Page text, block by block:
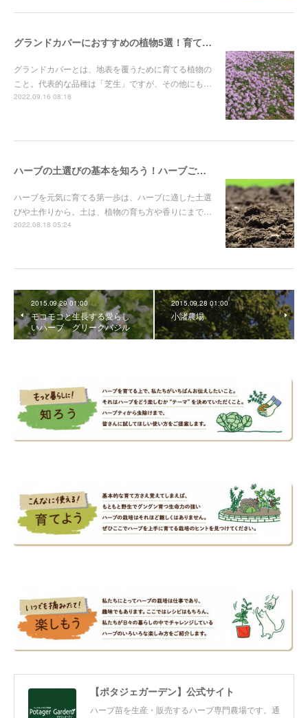
グランドカバーにおすすめの植物5選！育てやすく踏みつけに強いハーブから厳選
グランドカバーとは、地表を覆うために育てる植物の
こと。代表的な品種は「芝生」ですが、その他にも…
2022.09.16 08:18
ハーブの土選びの基本を知ろう！ハーブごとに合う土質や土作り資材を解説
ハーブを元気に育てる第一歩は、ハーブに適した土選
びや土作りから。土は、植物の育ち方や香りにまで…
2022.08.18 05:24
2015.09.29 01:00
モコモコと生長する愛らし
いハーブ グリークバジル
2015.09.28 01:00
小諸農場
【ポタジェガーデン】公式サイト
ハーブ苗を生産・販売するハーブ専門農場です。通